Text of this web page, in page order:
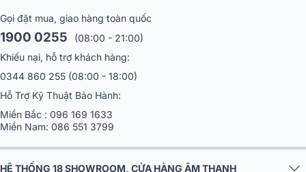
Gọi đặt mua, giao hàng toàn quốc
1900 0255
(08:00 - 21:00)
Khiếu nại, hỗ trợ khách hàng:
0344 860 255 (08:00 - 18:00)
Hỗ Trợ Kỹ Thuật Bảo Hành:
Miền Bắc : 096 169 1633
Miền Nam: 086 551 3799
HỆ THỐNG 18 SHOWROOM, CỬA HÀNG ÂM THANH